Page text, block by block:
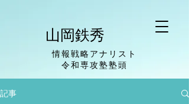
山岡鉄秀
情報戦略アナリスト
​令和専攻塾塾頭
記事